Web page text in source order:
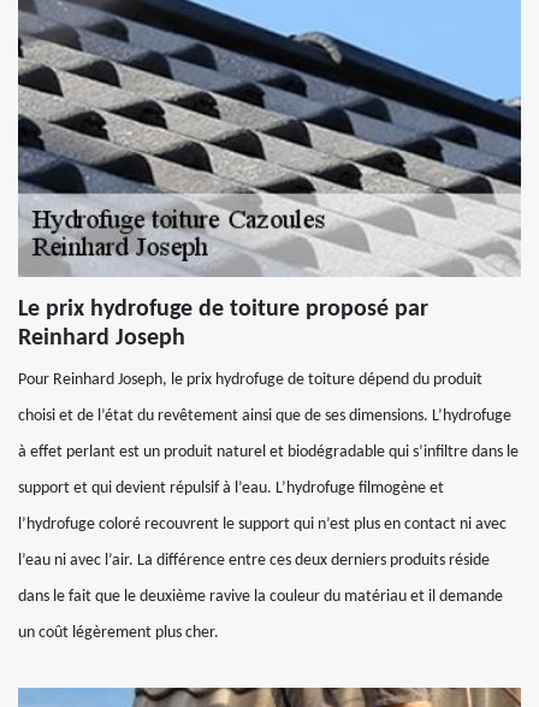
Le prix hydrofuge de toiture proposé par
Reinhard Joseph
Pour Reinhard Joseph, le prix hydrofuge de toiture dépend du produit
choisi et de l’état du revêtement ainsi que de ses dimensions. L’hydrofuge
à effet perlant est un produit naturel et biodégradable qui s’infiltre dans le
support et qui devient répulsif à l’eau. L’hydrofuge filmogène et
l’hydrofuge coloré recouvrent le support qui n’est plus en contact ni avec
l’eau ni avec l’air. La différence entre ces deux derniers produits réside
dans le fait que le deuxième ravive la couleur du matériau et il demande
un coût légèrement plus cher.